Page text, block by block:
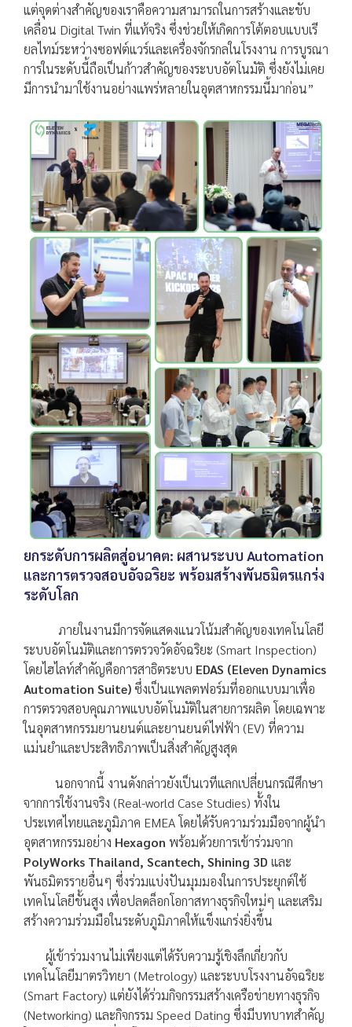
แต่จุดต่างสำคัญของเราคือความสามารถในการสร้างและขับ
เคลื่อน Digital Twin ที่แท้จริง ซึ่งช่วยให้เกิดการโต้ตอบแบบเรี
ยลไทม์ระหว่างซอฟต์แวร์และเครื่องจักรกลในโรงงาน การบูรณา
การในระดับนี้ถือเป็นก้าวสำคัญของระบบอัตโนมัติ ซึ่งยังไม่เคย
มีการนำมาใช้งานอย่างแพร่หลายในอุตสาหกรรมนี้มาก่อน”
ยกระดับการผลิตสู่อนาคต: ผสานระบบ Automation
และการตรวจสอบอัจฉริยะ พร้อมสร้างพันธมิตรแกร่ง
ระดับโลก
ภายในงานมีการจัดแสดงแนวโน้มสำคัญของเทคโนโลยี
ระบบอัตโนมัติและการตรวจวัดอัจฉริยะ (Smart Inspection)
โดยไฮไลท์สำคัญคือการสาธิตระบบ EDAS (Eleven Dynamics
Automation Suite) ซึ่งเป็นแพลตฟอร์มที่ออกแบบมาเพื่อ
การตรวจสอบคุณภาพแบบอัตโนมัติในสายการผลิต โดยเฉพาะ
ในอุตสาหกรรมยานยนต์และยานยนต์ไฟฟ้า (EV) ที่ความ
แม่นยำและประสิทธิภาพเป็นสิ่งสำคัญสูงสุด
นอกจากนี้ งานดังกล่าวยังเป็นเวทีแลกเปลี่ยนกรณีศึกษา
จากการใช้งานจริง (Real-world Case Studies) ทั้งใน
ประเทศไทยและภูมิภาค EMEA โดยได้รับความร่วมมือจากผู้นำ
อุตสาหกรรมอย่าง Hexagon พร้อมด้วยการเข้าร่วมจาก
PolyWorks Thailand, Scantech, Shining 3D และ
พันธมิตรรายอื่นๆ ซึ่งร่วมแบ่งปันมุมมองในการประยุกต์ใช้
เทคโนโลยีขั้นสูง เพื่อปลดล็อกโอกาสทางธุรกิจใหม่ๆ และเสริม
สร้างความร่วมมือในระดับภูมิภาคให้แข็งแกร่งยิ่งขึ้น
ผู้เข้าร่วมงานไม่เพียงแต่ได้รับความรู้เชิงลึกเกี่ยวกับ
เทคโนโลยีมาตรวิทยา (Metrology) และระบบโรงงานอัจฉริยะ
(Smart Factory) แต่ยังได้ร่วมกิจกรรมสร้างเครือข่ายทางธุรกิจ
(Networking) และกิจกรรม Speed Dating ซึ่งมีบทบาทสำคัญ